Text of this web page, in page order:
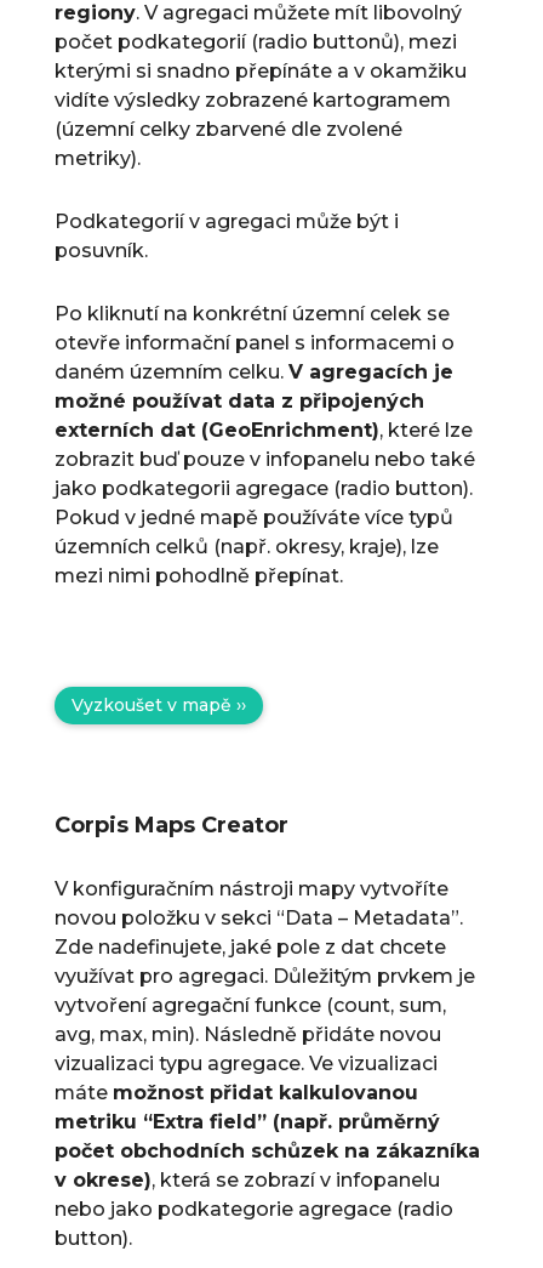
regiony. V agregaci můžete mít libovolný
počet podkategorií (radio buttonů), mezi
kterými si snadno přepínáte a v okamžiku
vidíte výsledky zobrazené kartogramem
(územní celky zbarvené dle zvolené
metriky).
Podkategorií v agregaci může být i
posuvník.
Po kliknutí na konkrétní územní celek se
otevře informační panel s informacemi o
daném územním celku. V agregacích je
možné používat data z připojených
externích dat (GeoEnrichment), které lze
zobrazit buď pouze v infopanelu nebo také
jako podkategorii agregace (radio button).
Pokud v jedné mapě používáte více typů
územních celků (např. okresy, kraje), lze
mezi nimi pohodlně přepínat.
Vyzkoušet v mapě ››
Corpis Maps Creator
V konfiguračním nástroji mapy vytvoříte
novou položku v sekci “Data – Metadata”.
Zde nadefinujete, jaké pole z dat chcete
využívat pro agregaci. Důležitým prvkem je
vytvoření agregační funkce (count, sum,
avg, max, min). Následně přidáte novou
vizualizaci typu agregace. Ve vizualizaci
máte možnost přidat kalkulovanou
metriku “Extra field” (např. průměrný
počet obchodních schůzek na zákazníka
v okrese), která se zobrazí v infopanelu
nebo jako podkategorie agregace (radio
button).